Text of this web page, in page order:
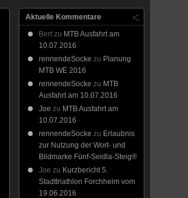
Aktuelle Kommentare
Bert zu MTB Ausfahrt am
10.07.2016
rennendeSocke zu Planung
MTB WE 2016
rennendeSocke zu MTB
Ausfahrt am 10.07.2016
Joe zu MTB Ausfahrt am
10.07.2016
rennendeSocke zu Erlaubnis
zur Nutzung der Wort- und
Bildmarke Fünf-Seidla-Steig®
Joe zu Kurzbericht 5.
Stadttriathlon Forchheim vom
19.06.2016